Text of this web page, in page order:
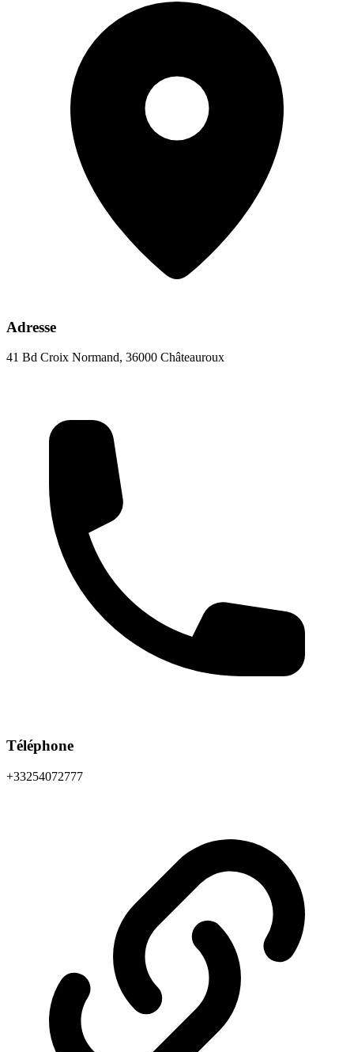
Adresse
41 Bd Croix Normand, 36000 Châteauroux
Téléphone
+33254072777